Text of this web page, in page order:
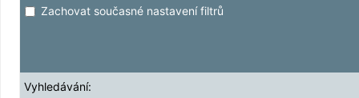
Zachovat současné nastavení filtrů
Vyhledávání: